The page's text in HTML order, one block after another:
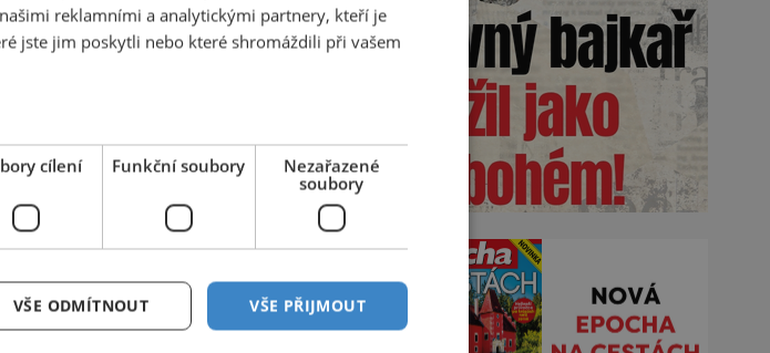
reklamními a analytickými partnery, kteří je
jste jim poskytli nebo které shromáždili při vašem
cílení Funkční soubory
Nezařazené
soubory
VŠE PŘIJMOUT
VŠE ODMÍTNOUT